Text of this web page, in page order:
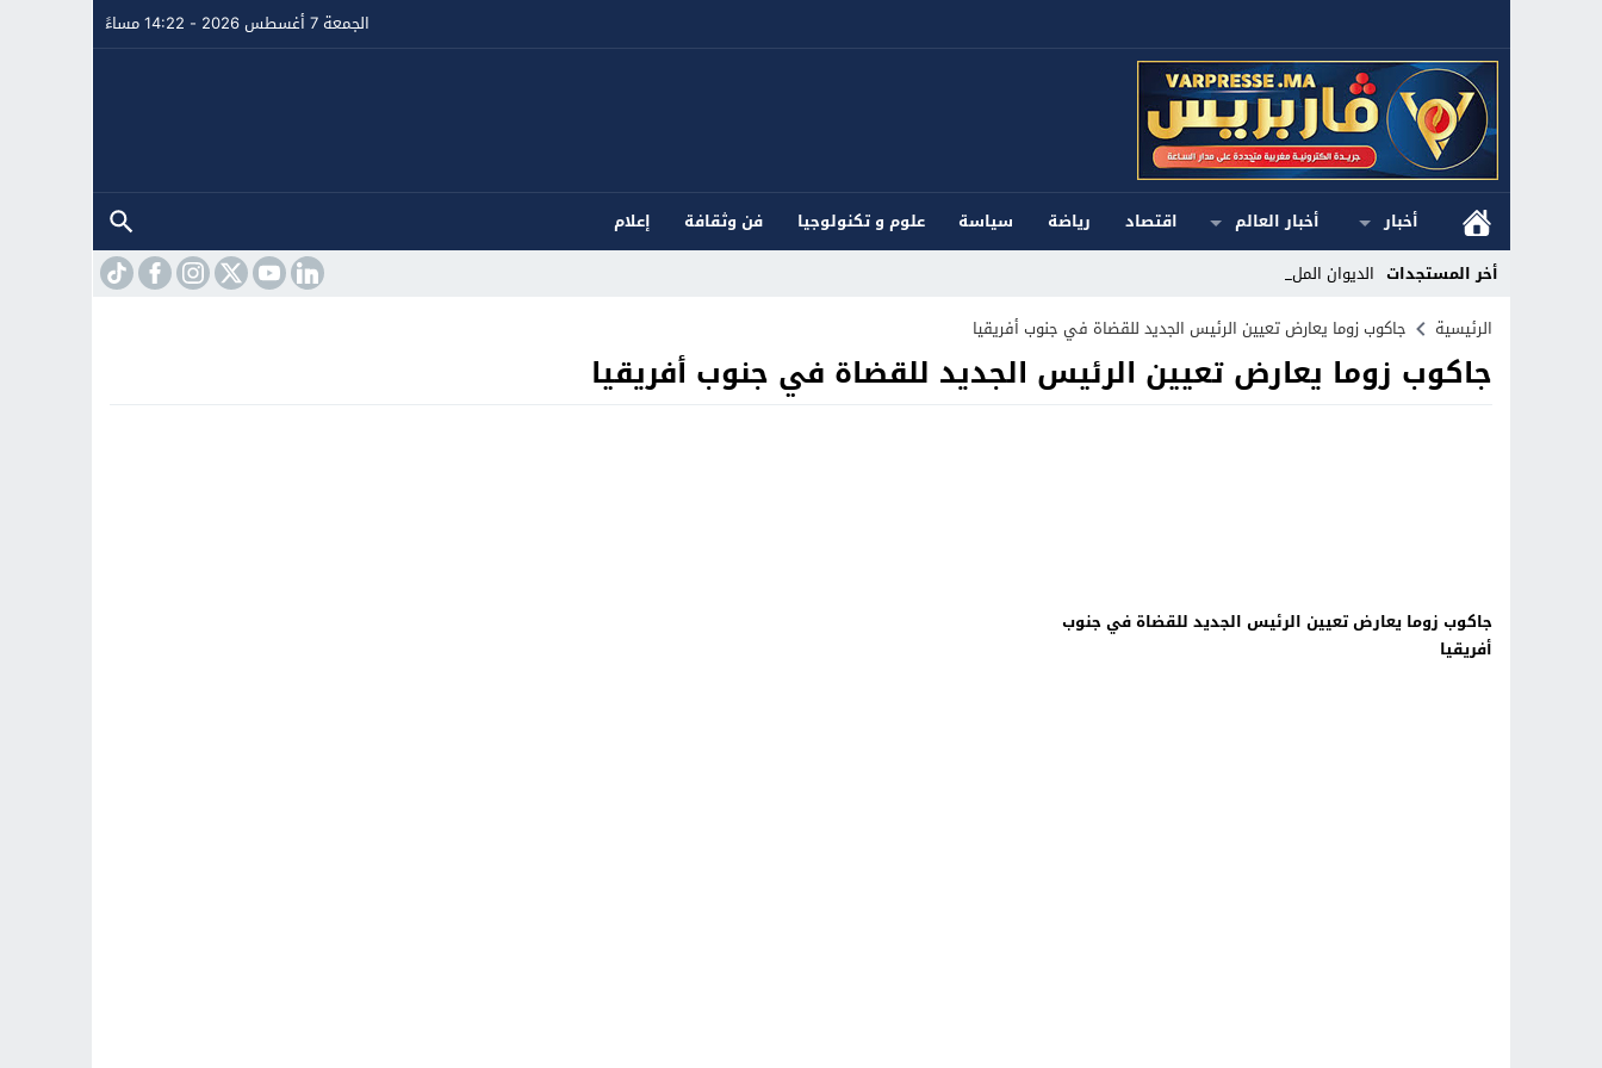
الجمعة 7 أغسطس 2026 - 14:22 مساءً
أخبار أخبار العالم اقتصاد رياضة سياسة علوم و تكنولوجيا فن وثقافة
إعلام
أخر المستجدات الديوان الملكي ا_
Stop
Previous
الرئيسية جاكوب زوما يعارض تعيين الرئيس الجديد للقضاة في جنوب أفريقيا
جاكوب زوما يعارض تعيين الرئيس الجديد للقضاة في جنوب أفريقيا
جاكوب زوما يعارض تعيين الرئيس الجديد للقضاة في جنوب
أفريقيا